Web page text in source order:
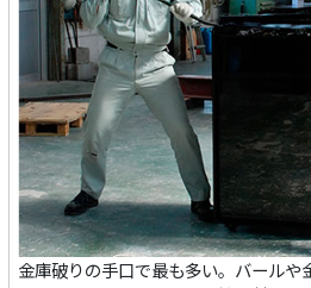
金庫破りの手口で最も多い。バールや